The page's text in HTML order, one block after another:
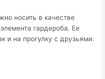
носить в качестве
гардероба. Ее
и на прогулку с друзьями.